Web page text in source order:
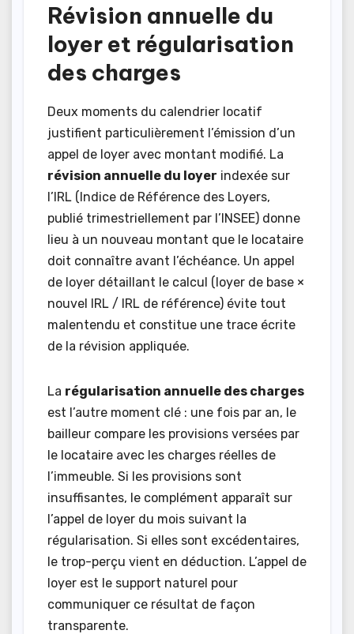
Révision annuelle du
loyer et régularisation
des charges
Deux moments du calendrier locatif
justifient particulièrement l’émission d’un
appel de loyer avec montant modifié. La
révision annuelle du loyer indexée sur
l’IRL (Indice de Référence des Loyers,
publié trimestriellement par l’INSEE) donne
lieu à un nouveau montant que le locataire
doit connaître avant l’échéance. Un appel
de loyer détaillant le calcul (loyer de base ×
nouvel IRL / IRL de référence) évite tout
malentendu et constitue une trace écrite
de la révision appliquée.
La régularisation annuelle des charges
est l’autre moment clé : une fois par an, le
bailleur compare les provisions versées par
le locataire avec les charges réelles de
l’immeuble. Si les provisions sont
insuffisantes, le complément apparaît sur
l’appel de loyer du mois suivant la
régularisation. Si elles sont excédentaires,
le trop-perçu vient en déduction. L’appel de
loyer est le support naturel pour
communiquer ce résultat de façon
transparente.